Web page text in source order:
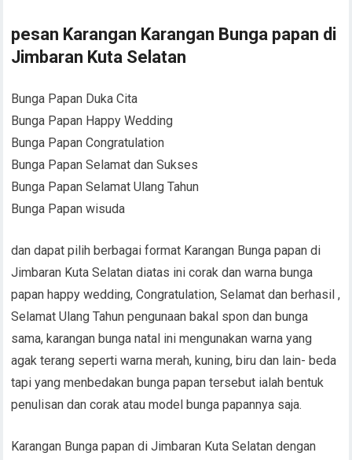
pesan Karangan Karangan Bunga papan di
Jimbaran Kuta Selatan
Bunga Papan Duka Cita
Bunga Papan Happy Wedding
Bunga Papan Congratulation
Bunga Papan Selamat dan Sukses
Bunga Papan Selamat Ulang Tahun
Bunga Papan wisuda
dan dapat pilih berbagai format Karangan Bunga papan di
Jimbaran Kuta Selatan diatas ini corak dan warna bunga
papan happy wedding, Congratulation, Selamat dan berhasil ,
Selamat Ulang Tahun pengunaan bakal spon dan bunga
sama, karangan bunga natal ini mengunakan warna yang
agak terang seperti warna merah, kuning, biru dan lain- beda
tapi yang menbedakan bunga papan tersebut ialah bentuk
penulisan dan corak atau model bunga papannya saja.
Karangan Bunga papan di Jimbaran Kuta Selatan dengan